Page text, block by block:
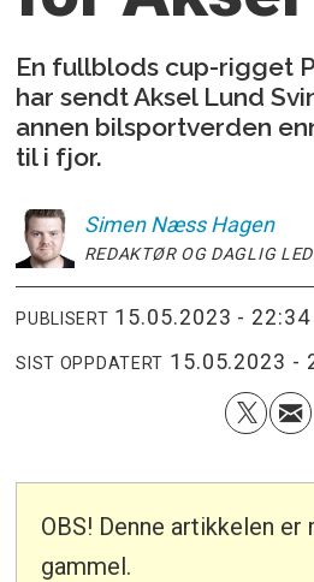
En fullblods cup-rigget
har sendt Aksel Lund
annen bilsportverden
til i fjor.
Simen Næss Hagen
REDAKTØR OG DAGLIG
PUBLISERT 15.05.2023 - 22:34
SIST OPPDATERT 15.05.2023 -
OBS! Denne artikkelen er
gammel.